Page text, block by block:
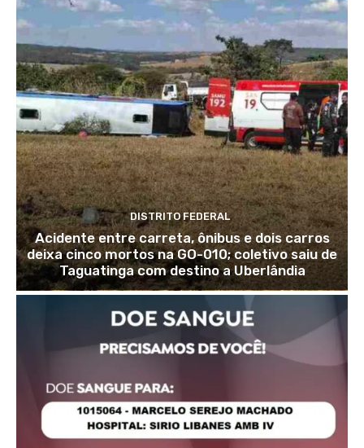
DISTRITO FEDERAL
Acidente entre carreta, ônibus e dois carros
deixa cinco mortos na GO-010; coletivo saiu de
Taguatinga com destino a Uberlândia